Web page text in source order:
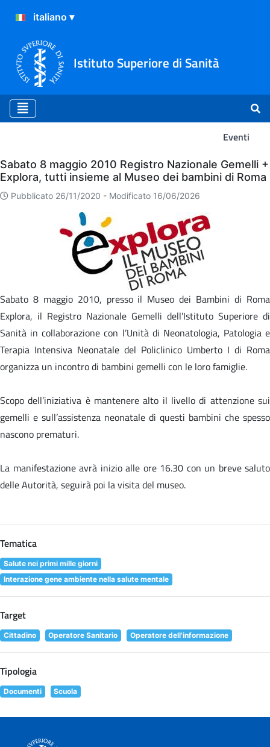
Istituto Superiore di Sanità
Eventi
Eventi
Sabato 8 maggio 2010 Registro Nazionale Gemelli +
Explora, tutti insieme al Museo dei bambini di Roma
Pubblicato 26/11/2020 - Modificato 16/06/2026
Sabato 8 maggio 2010, presso il Museo dei Bambini di Roma
Explora, il Registro Nazionale Gemelli dell’Istituto Superiore di
Sanità in collaborazione con l’Unità di Neonatologia, Patologia e
Terapia Intensiva Neonatale del Policlinico Umberto I di Roma
organizza un incontro di bambini gemelli con le loro famiglie.
Scopo dell’iniziativa è mantenere alto il livello di attenzione sui
gemelli e sull’assistenza neonatale di questi bambini che spesso
nascono prematuri.
La manifestazione avrà inizio alle ore 16.30 con un breve saluto
delle Autorità, seguirà poi la visita del museo.
Tematica
Salute nei primi mille giorni
Interazione gene ambiente nella salute mentale
Target
Cittadino Operatore Sanitario Operatore dell'informazione
Tipologia
Documenti Scuola